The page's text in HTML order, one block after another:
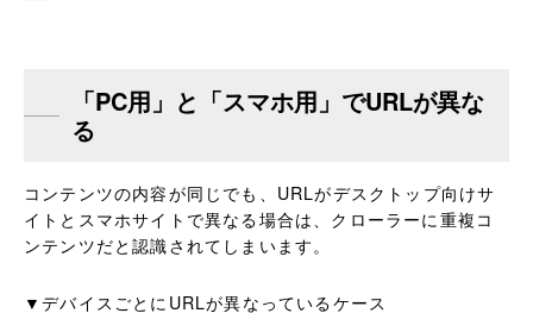
「PC用」と「スマホ用」でURLが異な
る
コンテンツの内容が同じでも、URLがデスクトップ向けサ
イトとスマホサイトで異なる場合は、クローラーに重複コ
ンテンツだと認識されてしまいます。
▼デバイスごとにURLが異なっているケース